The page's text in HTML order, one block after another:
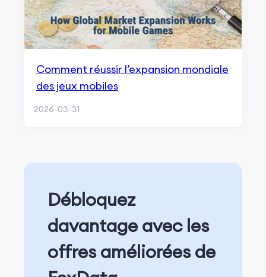
Comment réussir l’expansion mondiale
des jeux mobiles
2026-03-31
Débloquez
davantage avec les
offres améliorées de